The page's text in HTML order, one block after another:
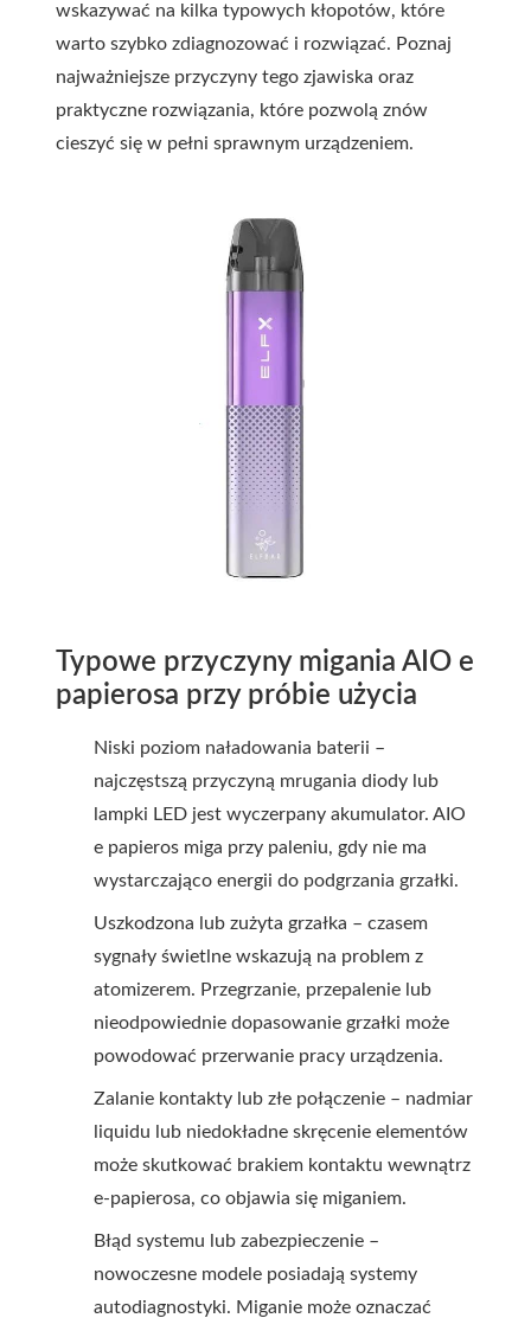
wskazywać na kilka typowych kłopotów, które
warto szybko zdiagnozować i rozwiązać. Poznaj
najważniejsze przyczyny tego zjawiska oraz
praktyczne rozwiązania, które pozwolą znów
cieszyć się w pełni sprawnym urządzeniem.
Typowe przyczyny migania AIO e
papierosa przy próbie użycia
Niski poziom naładowania baterii –
najczęstszą przyczyną mrugania diody lub
lampki LED jest wyczerpany akumulator. AIO
e papieros miga przy paleniu, gdy nie ma
wystarczająco energii do podgrzania grzałki.
Uszkodzona lub zużyta grzałka – czasem
sygnały świetlne wskazują na problem z
atomizerem. Przegrzanie, przepalenie lub
nieodpowiednie dopasowanie grzałki może
powodować przerwanie pracy urządzenia.
Zalanie kontakty lub złe połączenie – nadmiar
liquidu lub niedokładne skręcenie elementów
może skutkować brakiem kontaktu wewnątrz
e-papierosa, co objawia się miganiem.
Błąd systemu lub zabezpieczenie –
nowoczesne modele posiadają systemy
autodiagnostyki. Miganie może oznaczać